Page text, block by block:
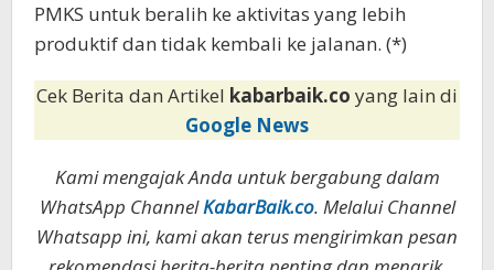
PMKS untuk beralih ke aktivitas yang lebih
produktif dan tidak kembali ke jalanan. (*)
Cek Berita dan Artikel kabarbaik.co yang lain di
Google News
Kami mengajak Anda untuk bergabung dalam
WhatsApp ChannelKabarBaik.co. Melalui Channel
Whatsapp ini, kami akan terus mengirimkan pesan